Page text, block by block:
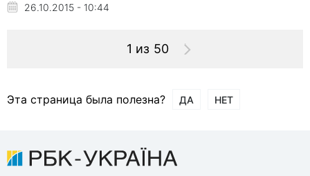
26.10.2015 - 10:44
1 из 50
Эта страница была полезна? ДА НЕТ